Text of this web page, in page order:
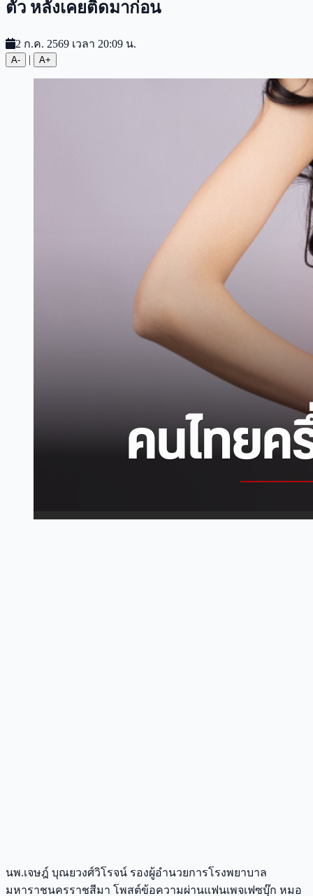
ตัว หลังเคยติดมาก่อน
2 ก.ค. 2569 เวลา 20:09 น.
A- | A+
นพ.เจษฎ์ บุณยวงศ์วิโรจน์ รองผู้อำนวยการโรงพยาบาล
มหาราชนครราชสีมา โพสต์ข้อความผ่านแฟนเพจเฟซบุ๊ก หมอ